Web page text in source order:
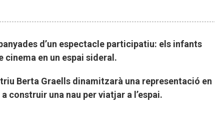
d’un espectacle participatiu: els infants
cinema en un espai sideral.
Berta Graells dinamitzarà una representació en
construir una nau per viatjar a l’espai.